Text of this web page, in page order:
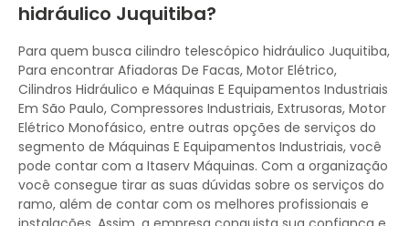
hidráulico Juquitiba?
Para quem busca cilindro telescópico hidráulico Juquitiba,
Para encontrar Afiadoras De Facas, Motor Elétrico,
Cilindros Hidráulico e Máquinas E Equipamentos Industriais
Em São Paulo, Compressores Industriais, Extrusoras, Motor
Elétrico Monofásico, entre outras opções de serviços do
segmento de Máquinas E Equipamentos Industriais, você
pode contar com a Itaserv Máquinas. Com a organização
você consegue tirar as suas dúvidas sobre os serviços do
ramo, além de contar com os melhores profissionais e